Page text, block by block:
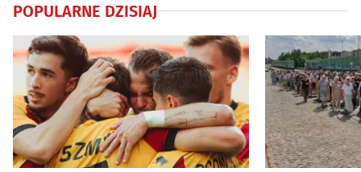
POPULARNE DZISIAJ